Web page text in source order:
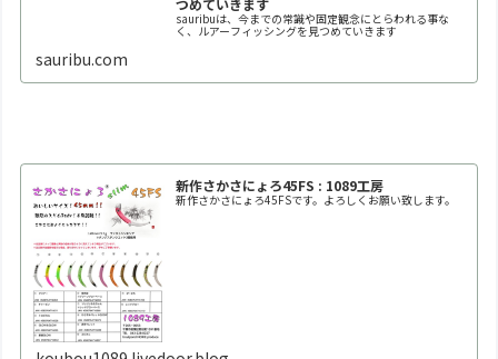
つめていきます
sauribuは、今までの常識や固定観念にとらわれる事な
く、ルアーフィッシングを見つめていきます
sauribu.com
新作さかさにょろ45FS : 1089工房
新作さかさにょろ45FSです。よろしくお願い致します。